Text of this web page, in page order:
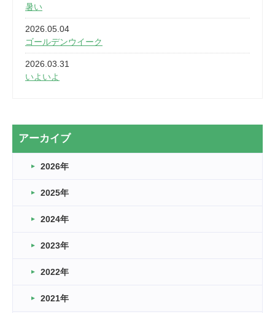
暑い
2026.05.04
ゴールデンウイーク
2026.03.31
いよいよ
2026.03.20
なぎなた
2026.03.16
車いすバスケとRくんのお話
卒業・卒園の季節★
2026.03.11
緑ケ丘体育館
アーカイブ
2026年
2025年
2024年
2023年
2022年
2021年